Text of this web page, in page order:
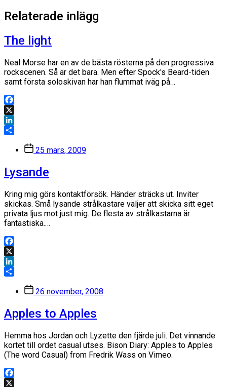
Relaterade inlägg
The light
Neal Morse har en av de bästa rösterna på den progressiva
rockscenen. Så är det bara. Men efter Spock's Beard-tiden
samt första soloskivan har han flummat iväg på…
Facebook
X
LinkedIn
Inläggsdatum
25 mars, 2009
Lysande
Kring mig görs kontaktförsök. Händer sträcks ut. Inviter
skickas. Små lysande strålkastare väljer att skicka sitt eget
privata ljus mot just mig. De flesta av strålkastarna är
fantastiska.…
Facebook
X
LinkedIn
Inläggsdatum
26 november, 2008
Apples to Apples
Hemma hos Jordan och Lyzette den fjärde juli. Det vinnande
kortet till ordet casual utses. Bison Diary: Apples to Apples
(The word Casual) from Fredrik Wass on Vimeo.
Facebook